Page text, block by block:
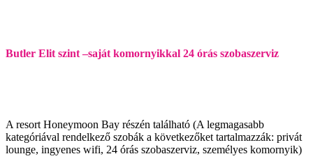
Butler Elit szint –saját komornyikkal 24 órás szobaszerviz
A resort Honeymoon Bay részén található (A legmagasabb
kategóriával rendelkező szobák a következőket tartalmazzák: privát
lounge, ingyenes wifi, 24 órás szobaszerviz, személyes komornyik)